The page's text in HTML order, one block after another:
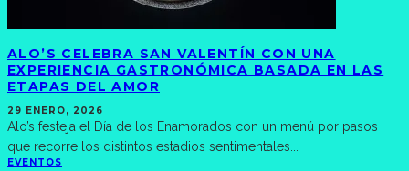
ALO’S CELEBRA SAN VALENTÍN CON UNA
EXPERIENCIA GASTRONÓMICA BASADA EN LAS
ETAPAS DEL AMOR
29 ENERO, 2026
Alo’s festeja el Día de los Enamorados con un menú por pasos
que recorre los distintos estadios sentimentales...
EVENTOS